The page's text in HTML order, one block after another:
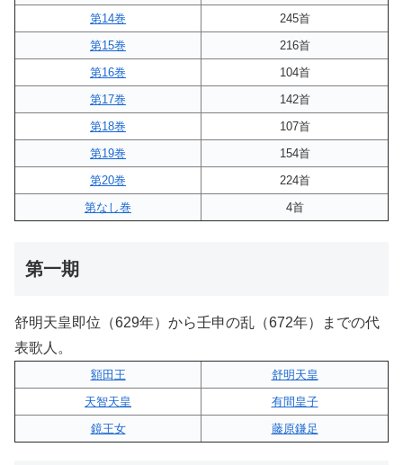
第14巻
245首
第15巻
216首
第16巻
104首
第17巻
142首
第18巻
107首
第19巻
154首
第20巻
224首
第なし巻
4首
第一期
舒明天皇即位（629年）から壬申の乱（672年）までの代
表歌人。
額田王
舒明天皇
天智天皇
有間皇子
鏡王女
藤原鎌足